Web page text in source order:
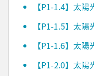
【P1-1.4】太陽
【P1-1.5】太陽
【P1-1.6】太陽
【P1-2.0】太陽